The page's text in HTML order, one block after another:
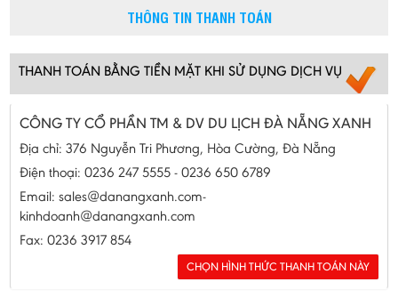
THÔNG TIN THANH TOÁN
THANH TOÁN BẰNG TIỀN MẶT KHI SỬ DỤNG DỊCH VỤ
CÔNG TY CỔ PHẦN TM & DV DU LỊCH ĐÀ NẴNG XANH
Địa chỉ: 376 Nguyễn Tri Phương, Hòa Cường, Đà Nẵng
Điện thoại: 0236 247 5555 - 0236 650 6789
Email: sales@danangxanh.com-
kinhdoanh@danangxanh.com
Fax: 0236 3917 854